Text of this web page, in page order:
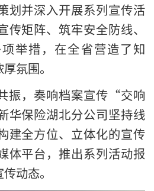
划并深入开展系列宣传活
传矩阵、筑牢安全防线、
举措，在全省营造了知
氛围。
振，奏响档案宣传“交响
华保险湖北分公司坚持线
建全方位、立体化的宣传
体平台，推出系列活动报
动态。